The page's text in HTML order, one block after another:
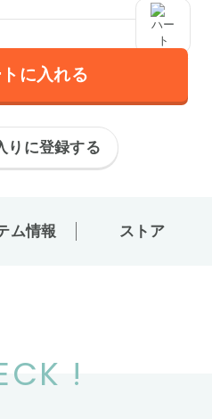
に入れる
りに登録する
ム情報 ストア
!